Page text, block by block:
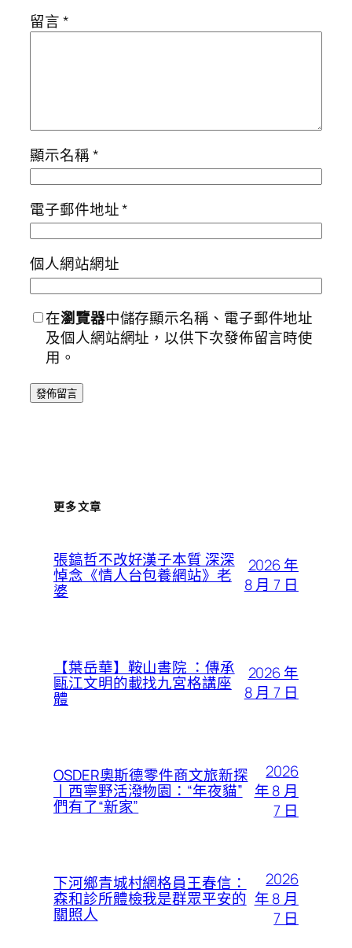
留言*
顯示名稱*
電子郵件地址*
個人網站網址
在瀏覽器中儲存顯示名稱、電子郵件地址
及個人網站網址，以供下次發佈留言時使
用。
更多文章
張鎬哲不改好漢子本質 深深
悼念《情人台包養網站》老
婆
2026 年
8 月 7 日
【葉岳華】鞍山書院 ：傳承
甌江文明的載找九宮格講座
體
2026 年
8 月 7 日
OSDER奧斯德零件商文旅新探
丨西寧野活潑物園：“年夜貓”
們有了“新家”
2026
年 8 月
7 日
下河鄉青城村網格員王春信：
森和診所體檢我是群眾平安的
關照人
2026
年 8 月
7 日